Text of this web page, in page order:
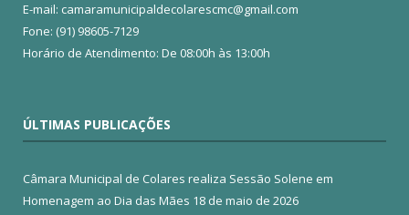
E-mail: camaramunicipaldecolarescmc@gmail.com
Fone: (91) 98605-7129
Horário de Atendimento: De 08:00h às 13:00h
ÚLTIMAS PUBLICAÇÕES
Câmara Municipal de Colares realiza Sessão Solene em
Homenagem ao Dia das Mães 18 de maio de 2026